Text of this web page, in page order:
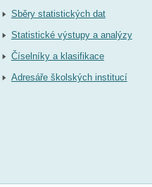
Sběry statistických dat
Statistické výstupy a analýzy
Číselníky a klasifikace
Adresáře školských institucí